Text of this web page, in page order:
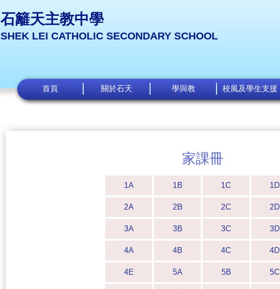
石籬天主教中學
SHEK LEI CATHOLIC SECONDARY SCHOOL
首頁 關於石天 學與教 校風及學生支援
家課冊
1A 1B 1C 1D
2A 2B 2C 2D
3A 3B 3C 3D
4A 4B 4C 4D
4E 5A 5B 5C